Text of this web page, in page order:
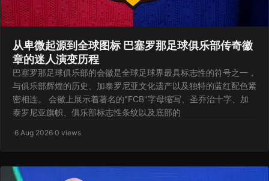
从卑微起源到全球图标 巴塞罗那足球俱乐部传奇徽
章的迷人演变历程
巴塞罗那足球俱乐部的会徽是全球足球界最具标志性的符号之一，
与俱乐部辉煌的历史、加泰罗尼亚文化遗产以及独特的蓝红配色紧
密相连。 会徽上展示着著名的"FCB"字母缩写、圣乔治十字、加
泰罗尼亚旗帜、俱乐部标志性条纹以及底部的
·6 Aug 2026·0 views